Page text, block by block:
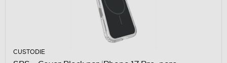
CUSTODIE